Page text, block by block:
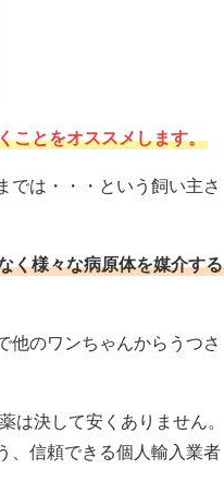
ことをオススメします。
では・・・という飼い主さ
く様々な病原体を媒介する
他のワンちゃんからうつさ
は決して安くありません。
、信頼できる個人輸入業者